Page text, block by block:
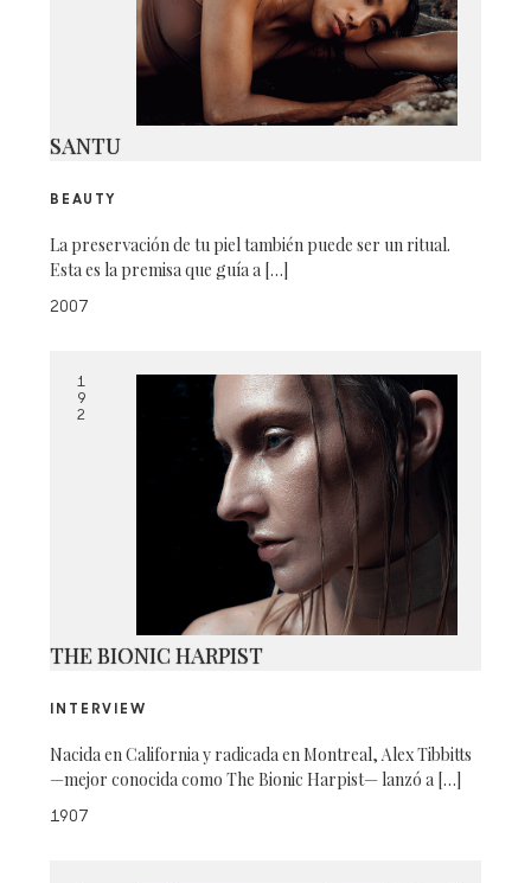
SANTU
BEAUTY
La preservación de tu piel también puede ser un ritual.
Esta es la premisa que guía a […]
2007
1
9
2
THE BIONIC HARPIST
INTERVIEW
Nacida en California y radicada en Montreal, Alex Tibbitts
—mejor conocida como The Bionic Harpist— lanzó a […]
1907